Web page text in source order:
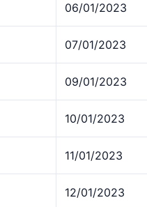
06/01/2023
07/01/2023
09/01/2023
10/01/2023
11/01/2023
12/01/2023